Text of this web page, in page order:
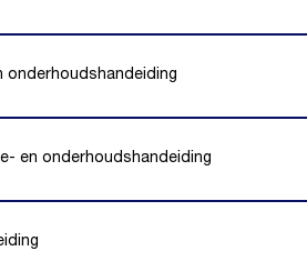
onderhoudshandeiding
en onderhoudshandeiding